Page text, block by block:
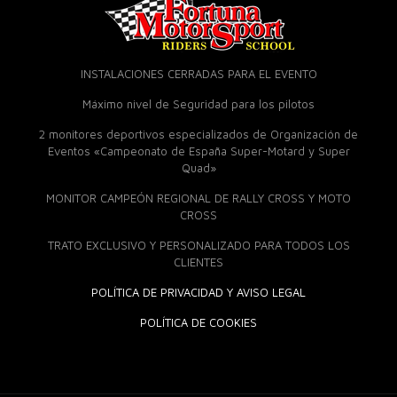
INSTALACIONES CERRADAS PARA EL EVENTO
Máximo nivel de Seguridad para los pilotos
2 monitores deportivos especializados de Organización de
Eventos «Campeonato de España Super-Motard y Super
Quad»
MONITOR CAMPEÓN REGIONAL DE RALLY CROSS Y MOTO
CROSS
TRATO EXCLUSIVO Y PERSONALIZADO PARA TODOS LOS
CLIENTES
POLÍTICA DE PRIVACIDAD Y AVISO LEGAL
POLÍTICA DE COOKIES